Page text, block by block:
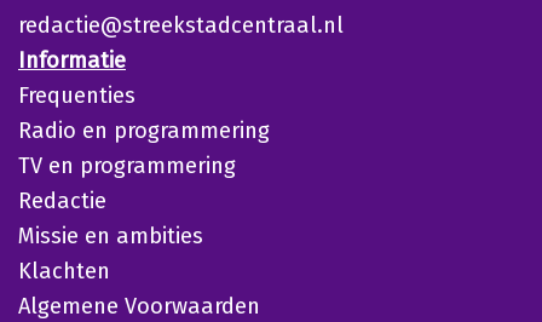
redactie@streekstadcentraal.nl
Informatie
Frequenties
Radio en programmering
TV en programmering
Redactie
Missie en ambities
Klachten
Algemene Voorwaarden